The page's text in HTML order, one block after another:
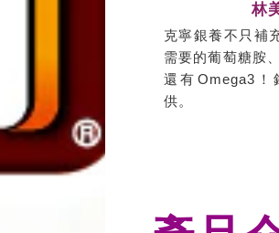
林
克寧銀養不只補
需要的葡萄糖胺
還有Omega3！
供。